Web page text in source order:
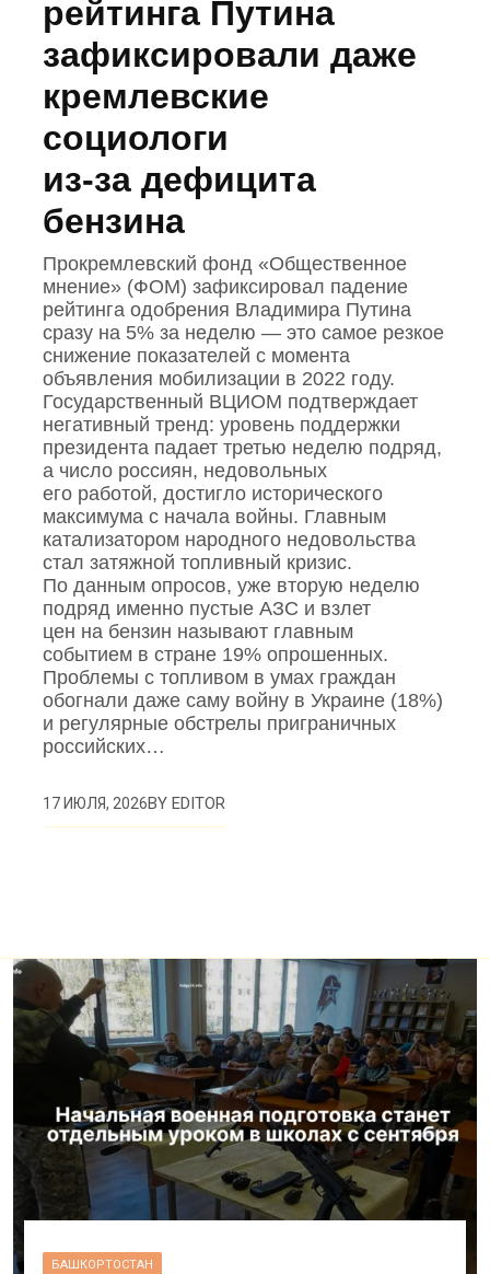
рейтинга Путина
зафиксировали даже
кремлевские
социологи
из‑за дефицита
бензина
Прокремлевский фонд «Общественное
мнение» (ФОМ) зафиксировал падение
рейтинга одобрения Владимира Путина
сразу на 5% за неделю — это самое резкое
снижение показателей с момента
объявления мобилизации в 2022 году.
Государственный ВЦИОМ подтверждает
негативный тренд: уровень поддержки
президента падает третью неделю подряд,
а число россиян, недовольных
его работой, достигло исторического
максимума с начала войны. Главным
катализатором народного недовольства
стал затяжной топливный кризис.
По данным опросов, уже вторую неделю
подряд именно пустые АЗС и взлет
цен на бензин называют главным
событием в стране 19% опрошенных.
Проблемы с топливом в умах граждан
обогнали даже саму войну в Украине (18%)
и регулярные обстрелы приграничных
российских…
17 ИЮЛЯ, 2026BYEDITOR
БАШКОРТОСТАН